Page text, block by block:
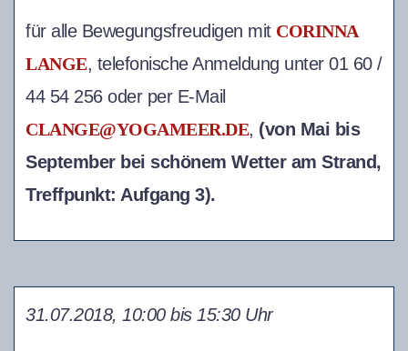
für alle Bewegungsfreudigen mit CORINNA
LANGE, telefonische Anmeldung unter 01 60 /
44 54 256 oder per E-Mail
CLANGE@YOGAMEER.DE, (von Mai bis
September bei schönem Wetter am Strand,
Treffpunkt: Aufgang 3).
31.07.2018, 10:00 bis 15:30 Uhr